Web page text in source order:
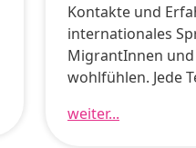
Kontakte und
internationales
MigrantInnen
wohlfühlen. Jede
weiter...